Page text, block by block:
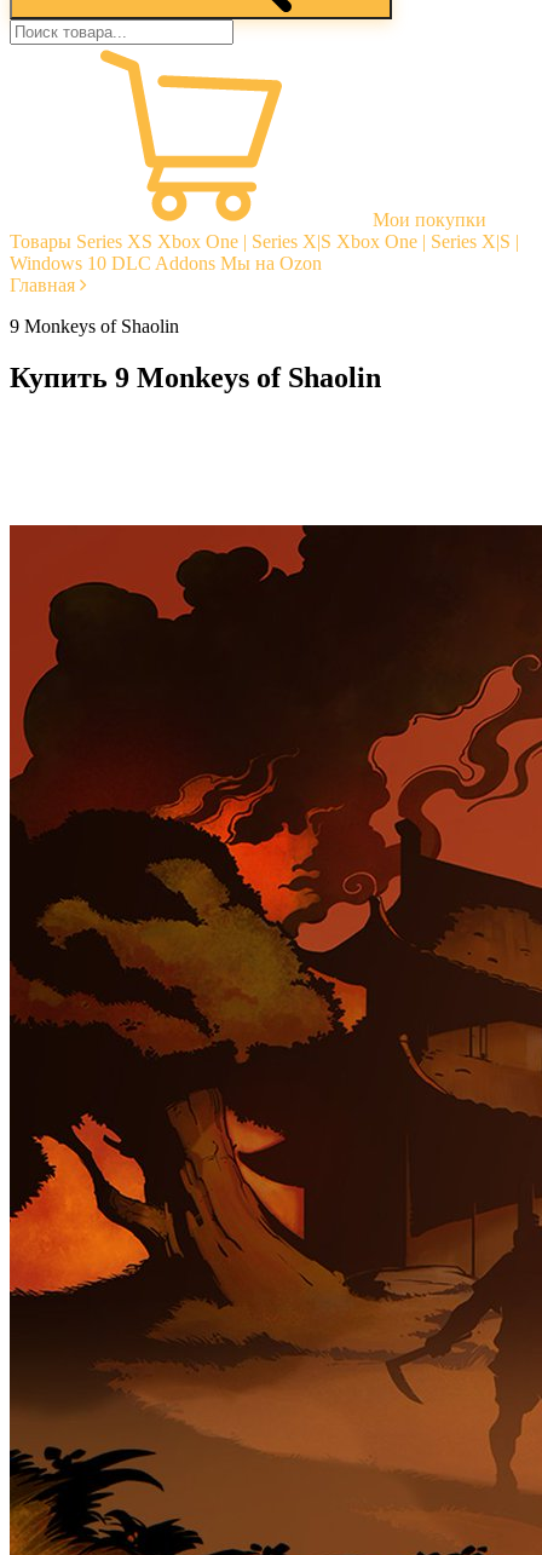
Мои покупки
Товары Series XS Xbox One | Series X|S Xbox One | Series X|S |
Windows 10 DLC Addons Мы на Ozon
Главная
9 Monkeys of Shaolin
Купить 9 Monkeys of Shaolin